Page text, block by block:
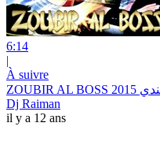
6:14
|
À suivre
Dj Raiman
il y a 12 ans